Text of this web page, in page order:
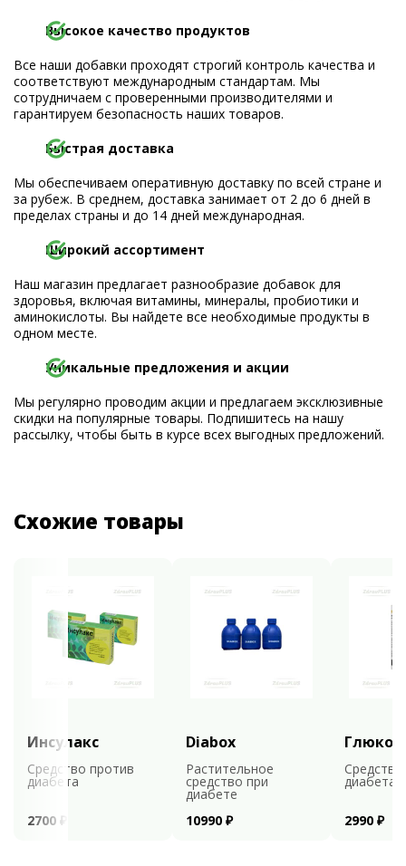
Высокое качество продуктов
Все наши добавки проходят строгий контроль качества и
соответствуют международным стандартам. Мы
сотрудничаем с проверенными производителями и
гарантируем безопасность наших товаров.
Быстрая доставка
Мы обеспечиваем оперативную доставку по всей стране и
за рубеж. В среднем, доставка занимает от 2 до 6 дней в
пределах страны и до 14 дней международная.
Широкий ассортимент
Наш магазин предлагает разнообразие добавок для
здоровья, включая витамины, минералы, пробиотики и
аминокислоты. Вы найдете все необходимые продукты в
одном месте.
Уникальные предложения и акции
Мы регулярно проводим акции и предлагаем эксклюзивные
скидки на популярные товары. Подпишитесь на нашу
рассылку, чтобы быть в курсе всех выгодных предложений.
Схожие товары
Инсулакс
Средство против
диабета
2700 ₽
Diabox
Растительное
средство при
диабете
10990 ₽
диабета
2990 ₽